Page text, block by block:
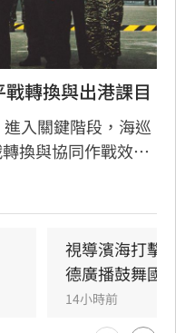
轉換與出港課目
入關鍵階段，海巡
換與協同作戰效
北港與左營軍港視
視導濱海打擊
德廣播鼓舞國軍
14小時前